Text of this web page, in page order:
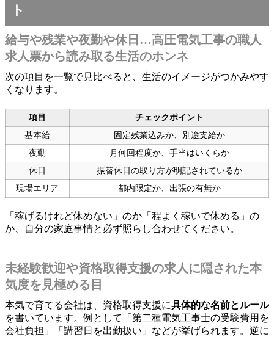
ト
給与や残業や夜勤や休日…高圧電気工事の職人
求人票から読み取る生活のホンネ
次の項目を一覧で見比べると、生活のイメージがつかみやす
くなります。
項目
チェックポイント
基本給
固定残業込みか、別途支給か
夜勤
月何回程度か、手当はいくらか
休日
振替休日の取り方が明記されているか
現場エリア
都内限定か、出張の有無か
「稼げるけれど休めない」のか「程よく稼いで休める」の
か、自分の家庭事情と必ず照らし合わせてください。
未経験歓迎や資格取得支援の求人に隠された本
気度を見極める目
本気で育てる会社は、資格取得支援に具体的な名前とルール
を書いています。例として「第二種電気工事士の受験費用を
会社負担」「講習日を出勤扱い」などが挙げられます。逆に